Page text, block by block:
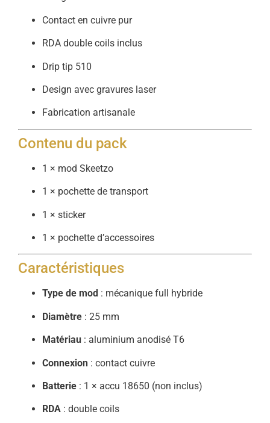
Contact en cuivre pur
RDA double coils inclus
Drip tip 510
Design avec gravures laser
Fabrication artisanale
Contenu du pack
1 × mod Skeetzo
1 × pochette de transport
1 × sticker
1 × pochette d’accessoires
Caractéristiques
Type de mod : mécanique full hybride
Diamètre : 25 mm
Matériau : aluminium anodisé T6
Connexion : contact cuivre
Batterie : 1 × accu 18650 (non inclus)
RDA : double coils